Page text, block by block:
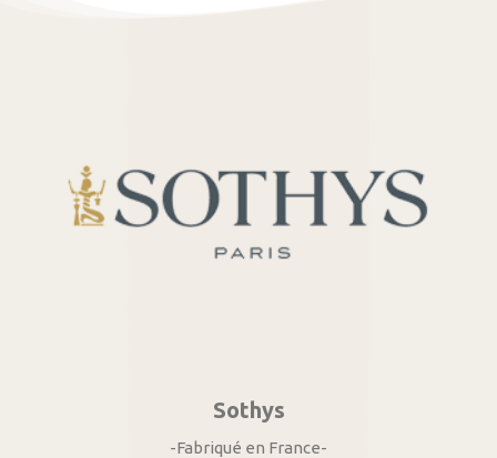
Sothys
-Fabriqué en France-